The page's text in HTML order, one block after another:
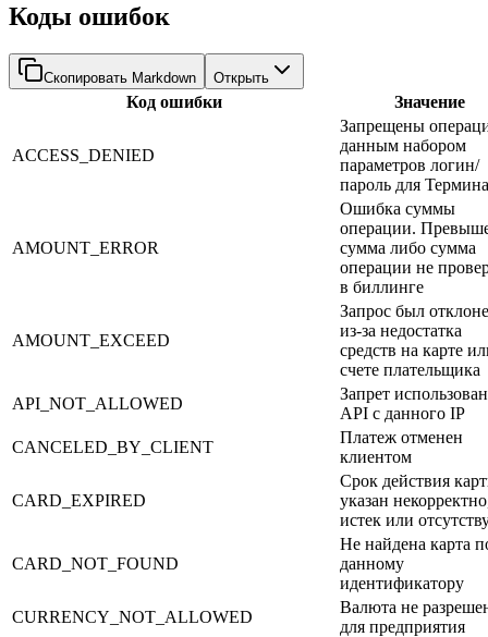
Коды ошибок
Скопировать Markdown Открыть
Код ошибки Значение
ACCESS_DENIED
Запрещены
данным набором
параметров логин/
пароль для
AMOUNT_ERROR
Ошибка суммы
операции.
сумма либо сумма
операции не
в биллинге
AMOUNT_EXCEED
Запрос был
из-за недостатка
средств на карте
счете плательщика
API_NOT_ALLOWED
Запрет
API с данного IP
CANCELED_BY_CLIENT
Платеж отменен
клиентом
CARD_EXPIRED
Срок действия
указан
истек или
CARD_NOT_FOUND
Не найдена карта
данному
идентификатору
CURRENCY_NOT_ALLOWED
Валюта не
для предприятия